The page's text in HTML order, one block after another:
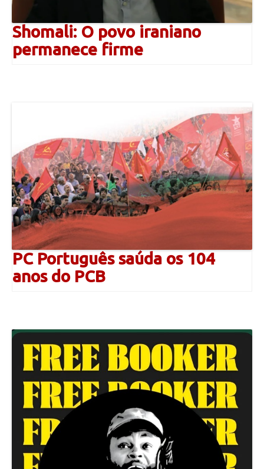
Shomali: O povo iraniano
permanece firme
PC Português saúda os 104
anos do PCB